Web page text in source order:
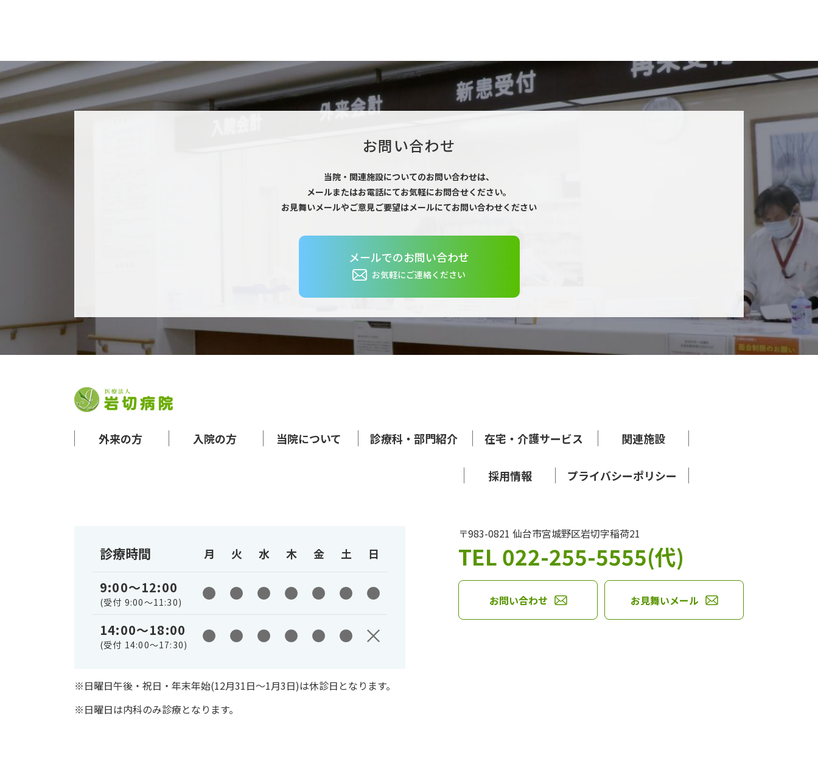
お問い合わせ
当院・関連施設についてのお問い合わせは、
メールまたはお電話にてお気軽にお問合せください。
お見舞いメールやご意見ご要望はメールにてお問い合わせください
メールでのお問い合わせ
お気軽にご連絡ください
外来の方 入院の方 当院について 診療科・部門紹介 在宅・介護サービス 関連施設
採用情報 プライバシーポリシー
診療時間 月 火 水 木 金 土 日
9:00～12:00
(受付 9:00～11:30)
14:00～18:00
(受付 14:00～17:30)
※日曜日午後・祝日・年末年始(12月31日〜1月3日)は休診日となります。
※日曜日は内科のみ診療となります。
〒983-0821 仙台市宮城野区岩切字稲荷21
TEL 022-255-5555(代)
お問い合わせ お見舞いメール